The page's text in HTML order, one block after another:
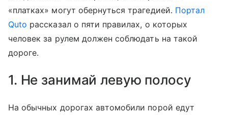
«платках» могут обернуться трагедией. Портал
Quto рассказал о пяти правилах, о которых
человек за рулем должен соблюдать на такой
дороге.
1. Не занимай левую полосу
На обычных дорогах автомобили порой едут